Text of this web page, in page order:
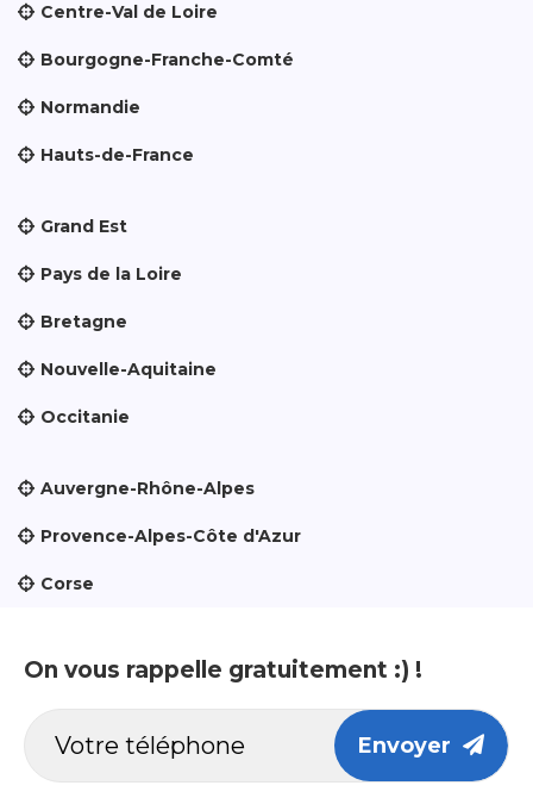
Centre-Val de Loire
Bourgogne-Franche-Comté
Normandie
Hauts-de-France
Grand Est
Pays de la Loire
Bretagne
Nouvelle-Aquitaine
Occitanie
Auvergne-Rhône-Alpes
Provence-Alpes-Côte d'Azur
Corse
On vous rappelle gratuitement :) !
Envoyer